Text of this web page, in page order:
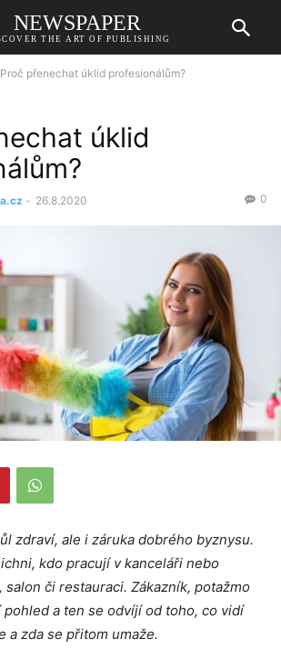
NEWSPAPER
THE ART OF PUBLISHING
Proč přenechat úklid profesionálům?
úklid
- 26.8.2020 0
zdraví, ale i záruka dobrého byznysu.
kdo pracují v kanceláři nebo
či restauraci. Zákazník, potažmo
a ten se odvíjí od toho, co vidí
a zda se přitom umaže.